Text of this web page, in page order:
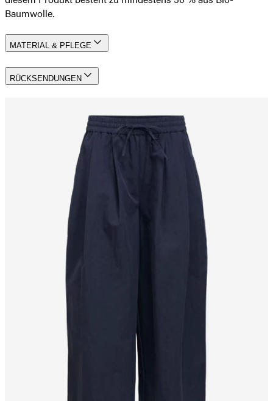
Baumwolle.
MATERIAL & PFLEGE
RÜCKSENDUNGEN